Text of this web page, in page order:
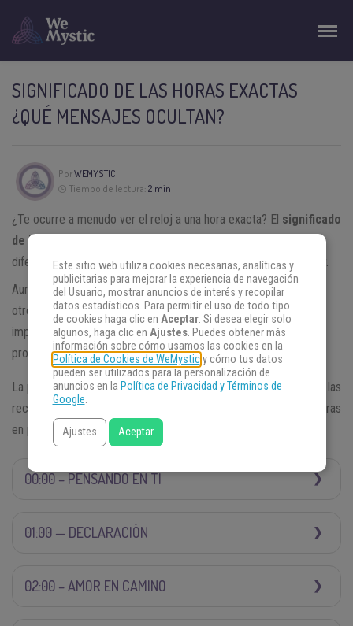
SIGNIFICADO DE LAS HORAS EXACTAS
¿QUÉ MENSAJES OCULTAN?
PorWEMYSTIC
Tiempo de lectura: 2 min
¿Te ocurre a menudo ver el reloj a una hora exacta? El significado
de las horas exactas
diferentes hechos que han ocurrido o que todavía van a suceder.
Aunque para muchos parezca asunto netamente del azar, para
otros la apreciación de las horas que marca el reloj ofrece
importante información acerca de la forma en la que debemos
proceder.
La palabra clave en todo momento es previsión, estar atentos a las
recomendaciones y consejos que se esconden detrás de las horas
en punto.
00:00 – PENSANDO EN TI
01:00 — DECLARACIÓN
02:00 – AMOR EN CAMINO
Este sitio web utiliza cookies necesarias, analíticas y
publicitarias para mejorar la experiencia de navegación
del Usuario, mostrar anuncios de interés y recopilar
datos estadísticos. Para permitir el uso de todo tipo
de cookies haga clic en Aceptar. Si desea elegir solo
algunos, haga clic en Ajustes. Puedes obtener más
información sobre cómo usamos las cookies en la
Política de Cookies de WeMysticy cómo tus datos
pueden ser utilizados para la personalización de
anuncios en la Política de Privacidad y Términos de
Google.
Ajustes Aceptar